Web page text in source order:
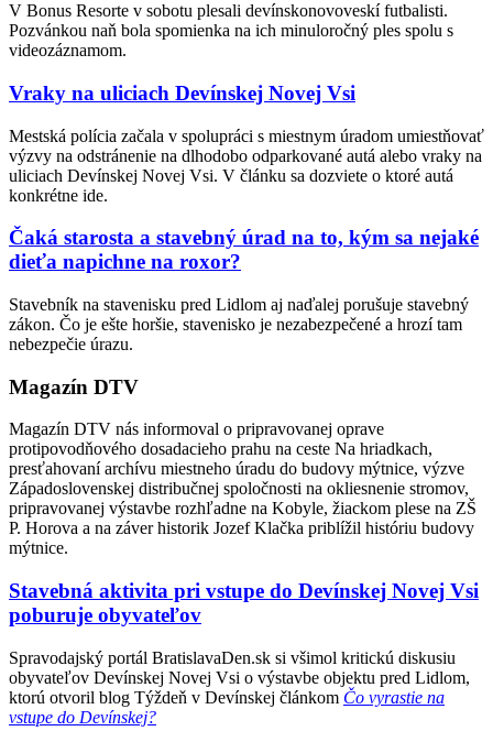
V Bonus Resorte v sobotu plesali devínskonovoveskí futbalisti.
Pozvánkou naň bola spomienka na ich minuloročný ples spolu s
videozáznamom.
Vraky na uliciach Devínskej Novej Vsi
Mestská polícia začala v spolupráci s miestnym úradom umiestňovať
výzvy na odstránenie na dlhodobo odparkované autá alebo vraky na
uliciach Devínskej Novej Vsi. V článku sa dozviete o ktoré autá
konkrétne ide.
Čaká starosta a stavebný úrad na to, kým sa nejaké
dieťa napichne na roxor?
Stavebník na stavenisku pred Lidlom aj naďalej porušuje stavebný
zákon. Čo je ešte horšie, stavenisko je nezabezpečené a hrozí tam
nebezpečie úrazu.
Magazín DTV
Magazín DTV nás informoval o pripravovanej oprave
protipovodňového dosadacieho prahu na ceste Na hriadkach,
presťahovaní archívu miestneho úradu do budovy mýtnice, výzve
Západoslovenskej distribučnej spoločnosti na okliesnenie stromov,
pripravovanej výstavbe rozhľadne na Kobyle, žiackom plese na ZŠ
P. Horova a na záver historik Jozef Klačka priblížil históriu budovy
mýtnice.
Stavebná aktivita pri vstupe do Devínskej Novej Vsi
poburuje obyvateľov
Spravodajský portál BratislavaDen.sk si všimol kritickú diskusiu
obyvateľov Devínskej Novej Vsi o výstavbe objektu pred Lidlom,
ktorú otvoril blog Týždeň v Devínskej článkom Čo vyrastie na
vstupe do Devínskej?